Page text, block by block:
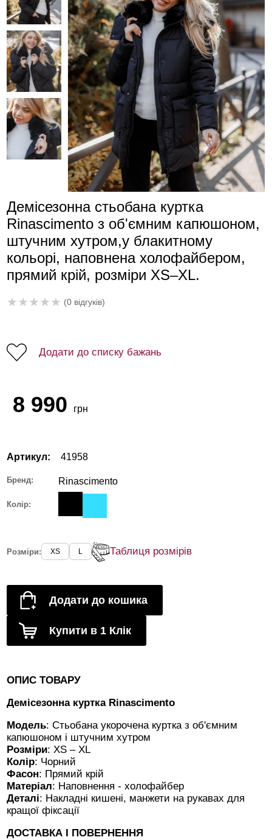
Демісезонна стьобана куртка
Rinascimento з об'ємним капюшоном,
штучним хутром,у блакитному
кольорі, наповнена холофайбером,
прямий крій, розміри XS–XL.
★★★★★ (0 відгуків)
Додати до списку бажань
8 990 грн
Артикул: 41958
Бренд: Rinascimento
Колір:
Розміри: XS L Таблиця розмірів
Додати до кошика
Купити в 1 Клік
ОПИС ТОВАРУ
Демісезонна куртка Rinascimento
Модель: Стьобана укорочена куртка з об'ємним
капюшоном і штучним хутром
Розміри: XS – XL
Колір: Чорний
Фасон: Прямий крій
Матеріал: Наповнення - холофайбер
Деталі: Накладні кишені, манжети на рукавах для
кращої фіксації
ДОСТАВКА І ПОВЕРНЕННЯ